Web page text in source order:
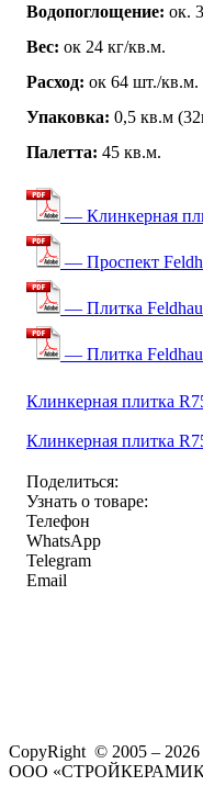
Водопоглощение: ок.
Вес: ок 24 кг/кв.м.
Расход: ок 64 шт./кв.м.
Упаковка: 0,5 кв.м
Палетта: 45 кв.м.
— Клинкерная
— Проспект
— Плитка
— Плитка
Клинкерная плитка
Клинкерная плитка
Поделиться:
Узнать о товаре:
Телефон
WhatsApp
Telegram
Email
CopyRight © 2005 – 2026
ООО